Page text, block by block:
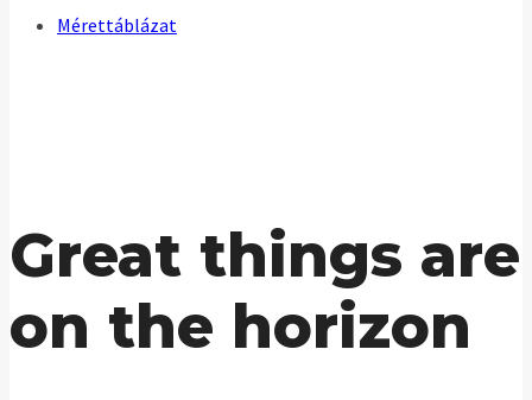
Mérettáblázat
Great things are
on the horizon